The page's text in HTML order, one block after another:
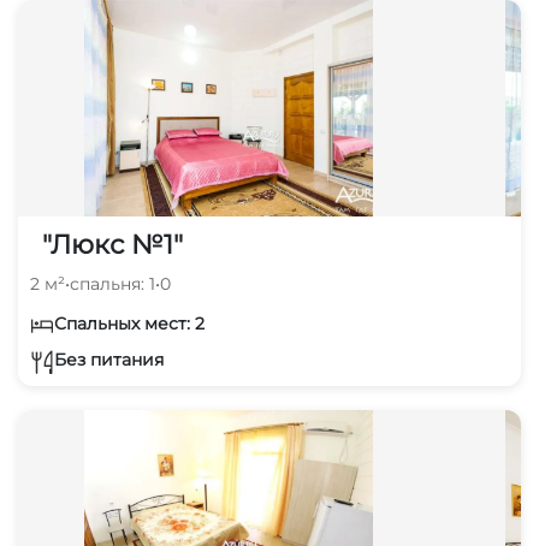
"Люкс №1"
2 м²•спальня: 1•0
Спальных мест: 2
Без питания